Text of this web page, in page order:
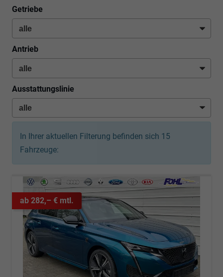
Getriebe
Antrieb
Ausstattungslinie
In Ihrer aktuellen Filterung befinden sich 15
Fahrzeuge:
ab 282,– € mtl.